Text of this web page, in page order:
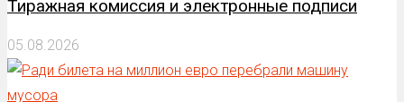
Тиражная комиссия и электронные подписи
05.08.2026